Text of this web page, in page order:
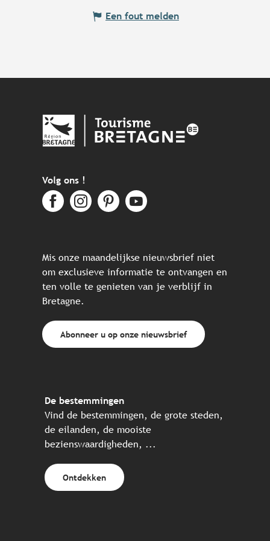
Een fout melden
Volg ons !
Mis onze maandelijkse nieuwsbrief niet
om exclusieve informatie te ontvangen en
ten volle te genieten van je verblijf in
Bretagne.
Abonneer u op onze nieuwsbrief
De bestemmingen
Vind de bestemmingen, de grote steden,
de eilanden, de mooiste
bezienswaardigheden, ...
Ontdekken